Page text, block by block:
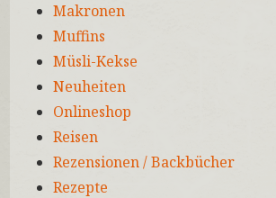
Makronen
Muffins
Müsli-Kekse
Neuheiten
Onlineshop
Reisen
Rezensionen / Backbücher
Rezepte